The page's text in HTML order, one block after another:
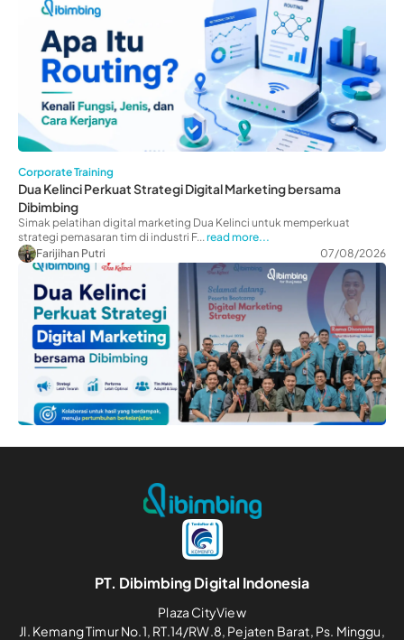
Corporate Training
Dua Kelinci Perkuat Strategi Digital Marketing bersama
Dibimbing
Simak pelatihan digital marketing Dua Kelinci untuk memperkuat
strategi pemasaran tim di industri F... read more...
Farijihan Putri
07/08/2026
PT. Dibimbing Digital Indonesia
Plaza CityView
Jl. Kemang Timur No.1, RT.14/RW.8, Pejaten Barat, Ps. Minggu,